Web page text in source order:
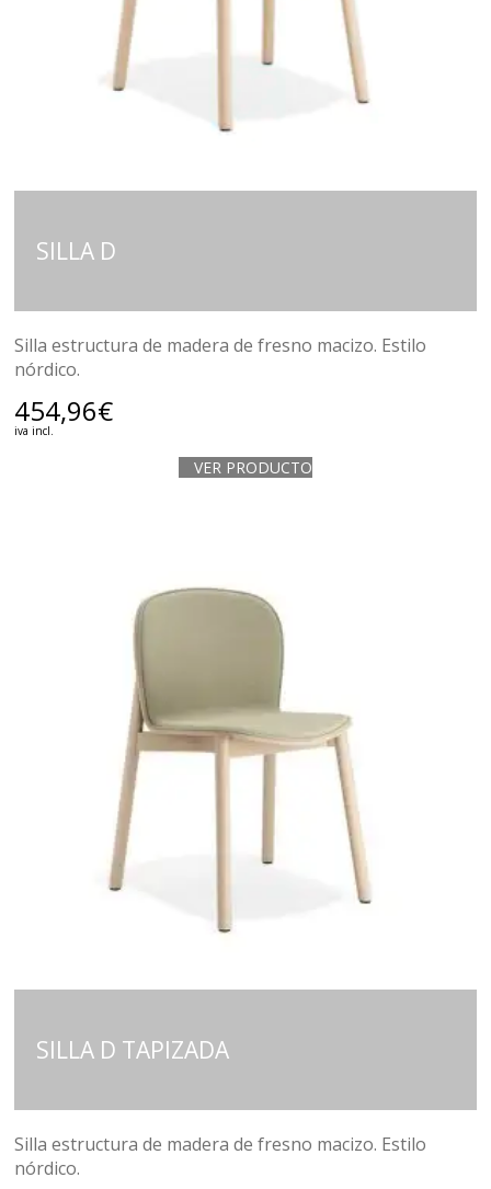
SILLA D
Silla estructura de madera de fresno macizo. Estilo
nórdico.
454,96€
iva incl.
VER PRODUCTO
SILLA D TAPIZADA
Silla estructura de madera de fresno macizo. Estilo
nórdico.